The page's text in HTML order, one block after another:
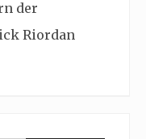
der
Riordan